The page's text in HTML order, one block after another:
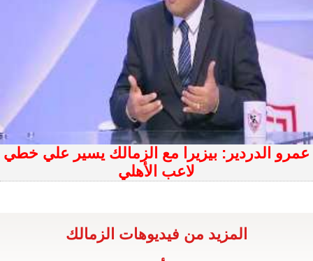
عمرو الدردير: بيزيرا مع الزمالك يسير علي خطي
لاعب الأهلي
المزيد من فيديوهات الزمالك